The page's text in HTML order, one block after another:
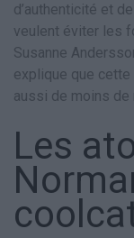
d’authenticité et
veulent éviter les
Susanne
explique que cette
aussi de moins
Les